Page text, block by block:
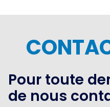
Pour toute
de nous